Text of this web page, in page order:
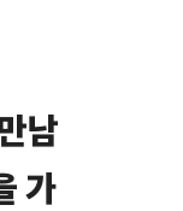
남
가